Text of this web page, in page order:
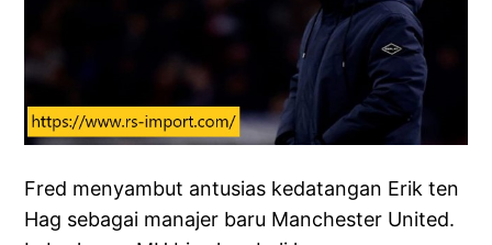
Fred menyambut antusias kedatangan Erik ten
Hag sebagai manajer baru Manchester United.